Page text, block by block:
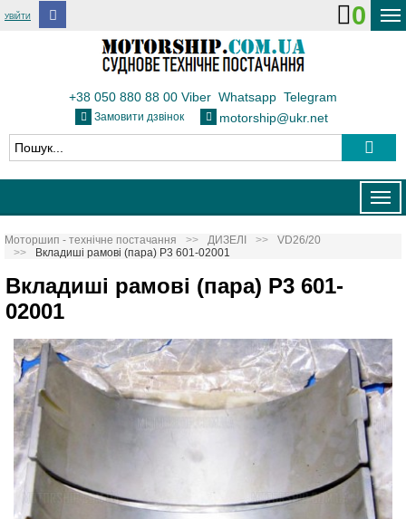
УВІЙТИ
ДОСТАВКА І ОПЛАТА
ТЕПЛОВОЗИ
КОНТАКТИ
0
+38 050 880 88 00 Viber Whatsapp Telegram
Замовити дзвінок motorship@ukr.net
Моторшип - технічне постачання ДИЗЕЛІ
VD26/20
Вкладиші рамові (пара) Р3 601-02001
Вкладиші рамові (пара) Р3 601-
02001